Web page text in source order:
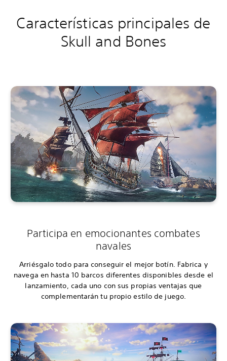
Características principales de
Skull and Bones
Participa en emocionantes combates
navales
Arriésgalo todo para conseguir el mejor botín. Fabrica y
navega en hasta 10 barcos diferentes disponibles desde el
lanzamiento, cada uno con sus propias ventajas que
complementarán tu propio estilo de juego.